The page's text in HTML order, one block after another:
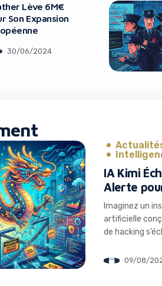
Lève 6M€
Son Expansion
30/06/2024
IA Kimi
Alerte
Imaginez un
artificielle
de hacking
réel. Ce09/08/